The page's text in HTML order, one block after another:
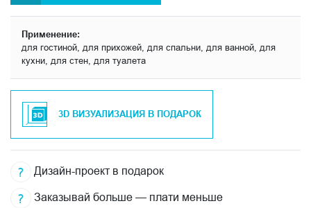
Применение:
для гостиной, для прихожей, для спальни, для ванной, для
кухни, для стен, для туалета
3D ВИЗУАЛИЗАЦИЯ В ПОДАРОК
Дизайн-проект в подарок
Заказывай больше — плати меньше